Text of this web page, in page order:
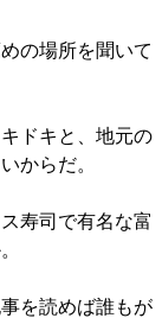
の場所を聞いて
ドキと、地元の
からだ。
寿司で有名な富
を読めば誰もが